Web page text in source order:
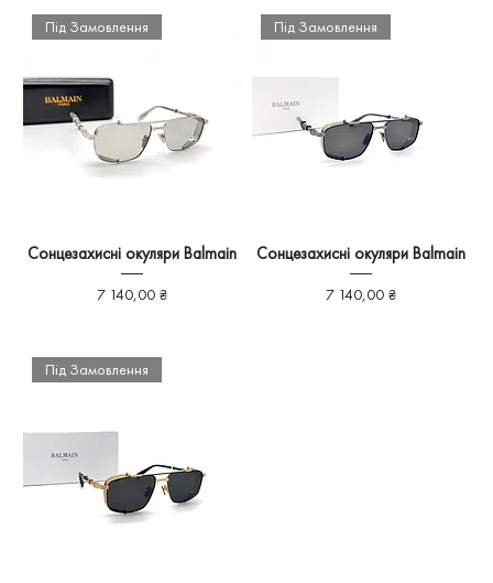
Під Замовлення
Сонцезахисні окуляри Balmain
Ціна
7 140,00 ₴
Під Замовлення
Сонцезахисні окуляри Balmain
Ціна
7 140,00 ₴
Під Замовлення